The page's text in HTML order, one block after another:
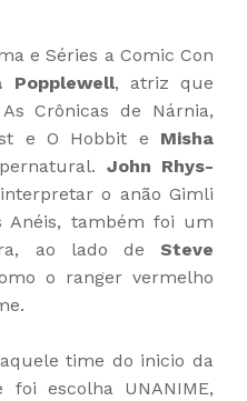
e Séries a Comic Con
Popplewell, atriz que
Crônicas de Nárnia,
e O Hobbit e Misha
John Rhys-
o anão Gimli
Anéis, também foi um
ao lado de Steve
o ranger vermelho
time do inicio da
escolha UNANIME,